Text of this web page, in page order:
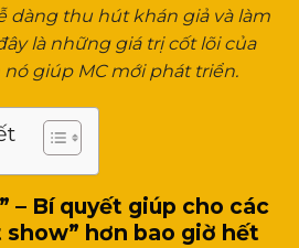
dàng thu hút khán giả và làm
là những giá trị cốt lõi của
nó giúp MC mới phát triển.
– Bí quyết giúp cho các
show” hơn bao giờ hết